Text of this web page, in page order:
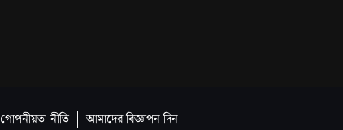
গোপনীয়তা নীতি আমাদের বিজ্ঞাপন দিন